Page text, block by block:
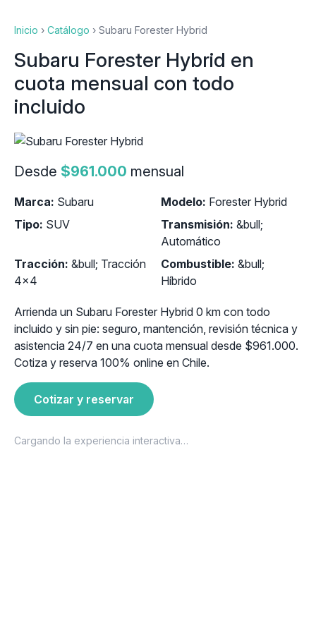
Inicio › Catálogo › Subaru Forester Hybrid
Subaru Forester Hybrid en
cuota mensual con todo
incluido
Desde $961.000 mensual
Marca: Subaru Modelo: Forester Hybrid
Tipo: SUV Transmisión: &bull;
Automático
Tracción: &bull; Tracción
4x4
Combustible: &bull;
Híbrido
Arrienda un Subaru Forester Hybrid 0 km con todo
incluido y sin pie: seguro, mantención, revisión técnica y
asistencia 24/7 en una cuota mensual desde $961.000.
Cotiza y reserva 100% online en Chile.
Cotizar y reservar
Cargando la experiencia interactiva…